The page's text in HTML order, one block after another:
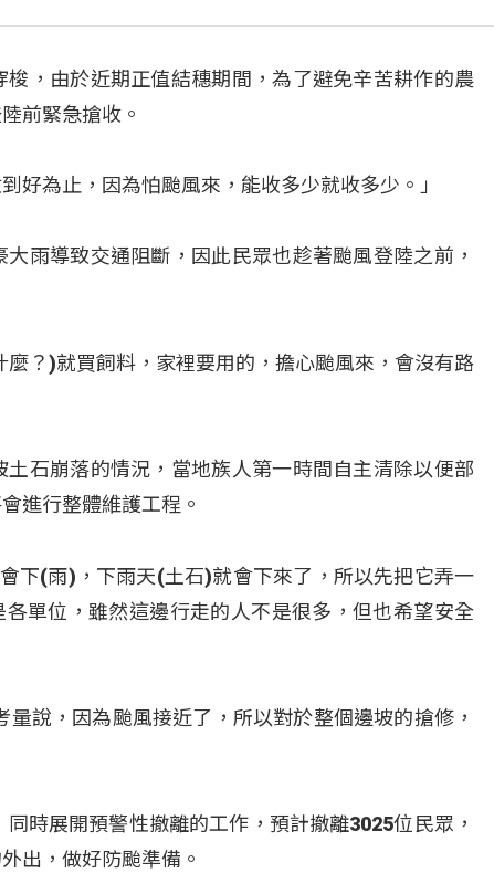
，由於近期正值結穗期間，為了避免辛苦耕作的農
前緊急搶收。
好為止，因為怕颱風來，能收多少就收多少。」
雨導致交通阻斷，因此民眾也趁著颱風登陸之前，
？)就買飼料，家裡要用的，擔心颱風來，會沒有路
石崩落的情況，當地族人第一時間自主清除以便部
進行整體維護工程。
下(雨)，下雨天(土石)就會下來了，所以先把它弄一
單位，雖然這邊行走的人不是很多，但也希望安全
說，因為颱風接近了，所以對於整個邊坡的搶修，
時展開預警性撤離的工作，預計撤離3025位民眾，
出，做好防颱準備。